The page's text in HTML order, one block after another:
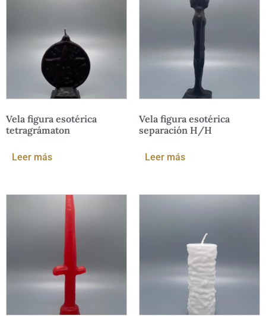
Vela figura esotérica
tetragrámaton
Leer más
Vela figura esotérica
separación H/H
Leer más